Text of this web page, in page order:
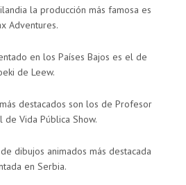
la producción más famosa es
Adventures.
en los Países Bajos es el de
de Leew.
destacados son los de Profesor
de Vida Pública Show.
dibujos animados más destacada
en Serbia.